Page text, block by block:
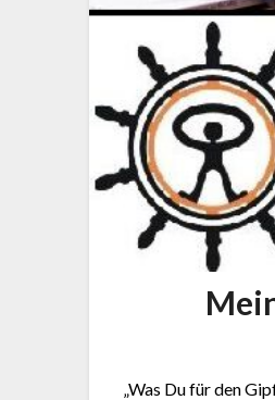
„Was Du für den